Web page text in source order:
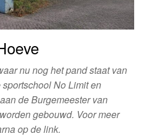
nu nog het pand staat van
No Limit en
de Burgemeester van
gebouwd. Voor meer
op de link.